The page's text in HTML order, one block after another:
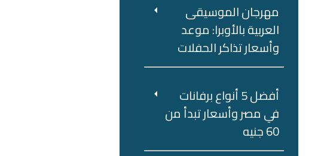
مهرجان الموسيقى
العربية بالأوبرا: موعد
وأسعار تذاكر الحفلات
أفضل 5 أنواع برفانات
في مصر وأسعار تبدأ من
60 جنيه